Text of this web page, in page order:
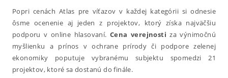
Popri cenách Atlas pre víťazov v každej kategórii si odnesie
ôsme ocenenie aj jeden z projektov, ktorý získa najväčšiu
podporu v online hlasovaní. Cena verejnosti za výnimočnú
myšlienku a prínos v ochrane prírody či podpore zelenej
ekonomiky poputuje vybranému subjektu spomedzi 21
projektov, ktoré sa dostanú do finále.